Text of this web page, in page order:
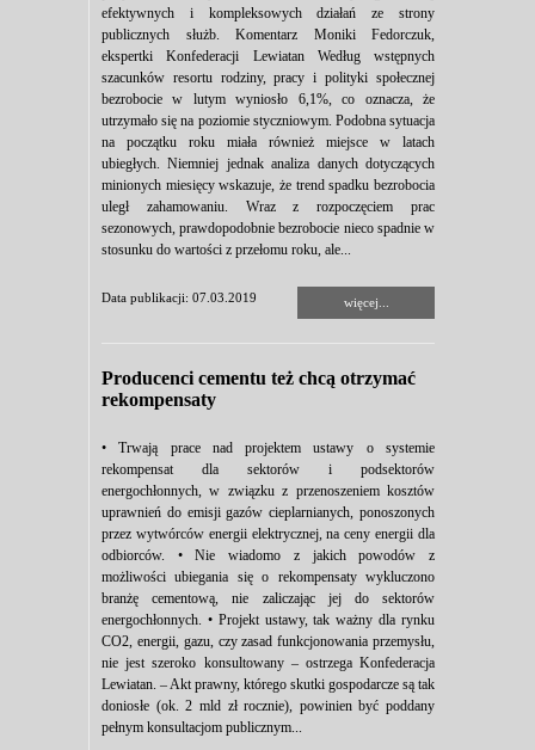
efektywnych i kompleksowych działań ze strony
publicznych służb. Komentarz Moniki Fedorczuk,
ekspertki Konfederacji Lewiatan Według wstępnych
szacunków resortu rodziny, pracy i polityki społecznej
bezrobocie w lutym wyniosło 6,1%, co oznacza, że
utrzymało się na poziomie styczniowym. Podobna sytuacja
na początku roku miała również miejsce w latach
ubiegłych. Niemniej jednak analiza danych dotyczących
minionych miesięcy wskazuje, że trend spadku bezrobocia
uległ zahamowaniu. Wraz z rozpoczęciem prac
sezonowych, prawdopodobnie bezrobocie nieco spadnie w
stosunku do wartości z przełomu roku, ale...
Data publikacji: 07.03.2019 więcej...
Producenci cementu też chcą otrzymać
rekompensaty
• Trwają prace nad projektem ustawy o systemie
rekompensat dla sektorów i podsektorów
energochłonnych, w związku z przenoszeniem kosztów
uprawnień do emisji gazów cieplarnianych, ponoszonych
przez wytwórców energii elektrycznej, na ceny energii dla
odbiorców. • Nie wiadomo z jakich powodów z
możliwości ubiegania się o rekompensaty wykluczono
branżę cementową, nie zaliczając jej do sektorów
energochłonnych. • Projekt ustawy, tak ważny dla rynku
CO2, energii, gazu, czy zasad funkcjonowania przemysłu,
nie jest szeroko konsultowany – ostrzega Konfederacja
Lewiatan. – Akt prawny, którego skutki gospodarcze są tak
doniosłe (ok. 2 mld zł rocznie), powinien być poddany
pełnym konsultacjom publicznym...